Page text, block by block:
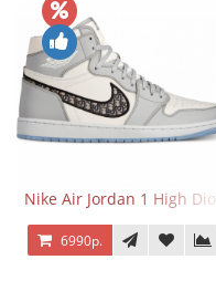
Nike Air Jordan 1 High Dior
6990р.